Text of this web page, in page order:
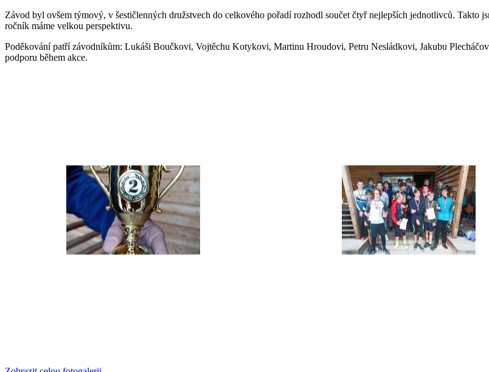
Závod byl ovšem týmový, v šestičlenných družstvech do celkového pořadí rozhodl součet čtyř nejlepších jednotlivců. Takto
ročník máme velkou perspektivu.
Poděkování patří závodníkům: Lukáši Boučkovi, Vojtěchu Kotykovi, Martinu Hroudovi, Petru Nesládkovi, Jakubu
podporu během akce.